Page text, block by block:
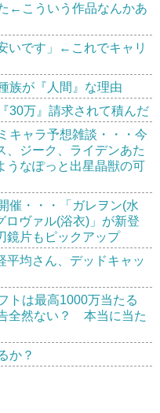
←こういう作品なんかあ
いです」←これでキャリ
族が『人間』な理由
30万』請求されて積んだ
キャラ予想雑談・・・今
、ジーク、ライデンあた
なぽっと出星晶獣の可
催・・・「ガレヲン(水
ロヴァル(浴衣)」が新登
片もピックアップ
平均さん、デッドキャッ
トは最高1000万当たる
全然ない？ 本当に当た
か？